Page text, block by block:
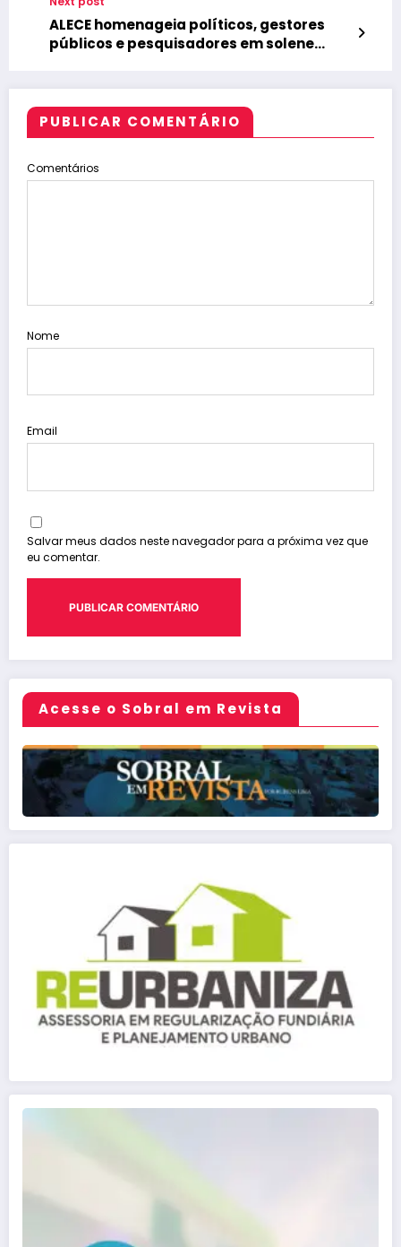
ALECE homenageia políticos, gestores
públicos e pesquisadores em solene
PUBLICAR COMENTÁRIO
Comentários
Nome
Email
Salvar meus dados neste navegador para a próxima vez que
eu comentar.
Acesse o Sobral em Revista